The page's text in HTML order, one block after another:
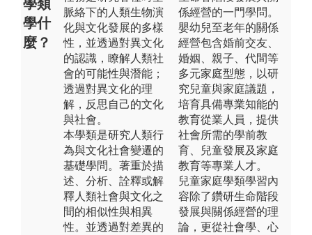
學類
學什
麼？
脈絡下的人類生物演
化與文化發展的多樣
性，並透過對異文化
的認識，瞭解人類社
會的可能性與潛能；
透過對異文化的理
解，反思自己的文化
與社會。
本學類是研究人類行
為與文化社會變遷的
基礎學問。著重於描
述、分析、詮釋或解
釋人類社會與文化之
間的相似性與相異
性。並透過對差異的
係經營的一門學問。
嬰幼兒至老年的關係
經營包含婚前交友、
婚姻、親子、代間等
多元家庭型態，以研
究兒童與家庭議題，
培育具備專業知能的
教育從業人員，提供
社會所需的學前教
育、兒童發展及家庭
教育等專業人才。
兒童家庭學類學習內
容除了鑽研生命階段
發展與關係經營的理
論，更從社會學、心